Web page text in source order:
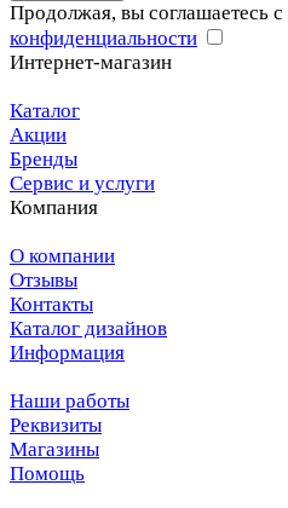
Продолжая, вы соглашаетесь с
конфиденциальности
Интернет-магазин
Каталог
Акции
Бренды
Сервис и услуги
Компания
О компании
Отзывы
Контакты
Каталог дизайнов
Информация
Наши работы
Реквизиты
Магазины
Помощь